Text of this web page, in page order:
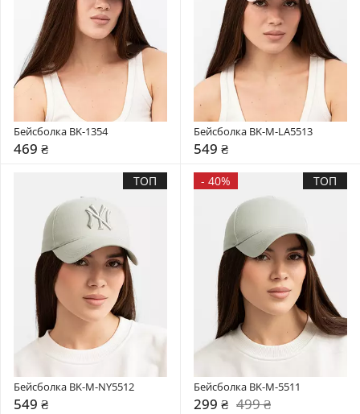
Бейсболка BK-1354
469 ₴
Бейсболка BK-M-LA5513
549 ₴
ТОП
Бейсболка BK-M-NY5512
549 ₴
- 40% ТОП
Бейсболка BK-M-5511
299 ₴ 499 ₴